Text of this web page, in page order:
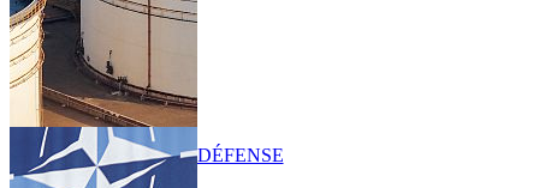
DÉFENSE